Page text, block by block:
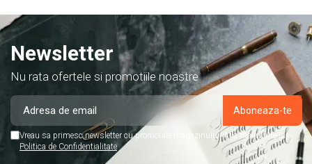
Newsletter
Nu rata ofertele si promotiile noastre
Vreau sa primesc newsletter cu promotiile magazinului. Afla mai multe in
Politica de Confidentialitate